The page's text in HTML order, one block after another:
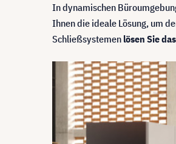
In dynamischen
Ihnen die ideale Lösung, um
Schließsystemen lösen Sie